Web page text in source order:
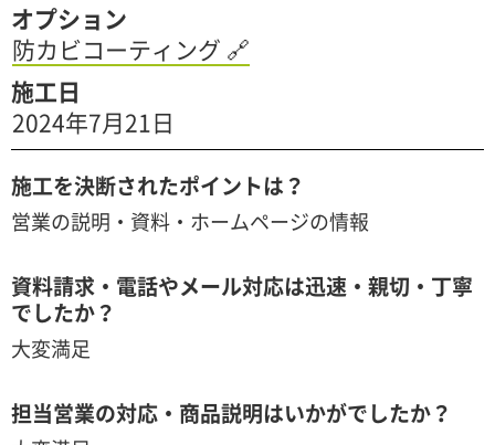
オプション
防カビコーティング 🔗
施工日
2024年7月21日
施工を決断されたポイントは？
営業の説明・資料・ホームページの情報
資料請求・電話やメール対応は迅速・親切・丁寧
でしたか？
大変満足
担当営業の対応・商品説明はいかがでしたか？